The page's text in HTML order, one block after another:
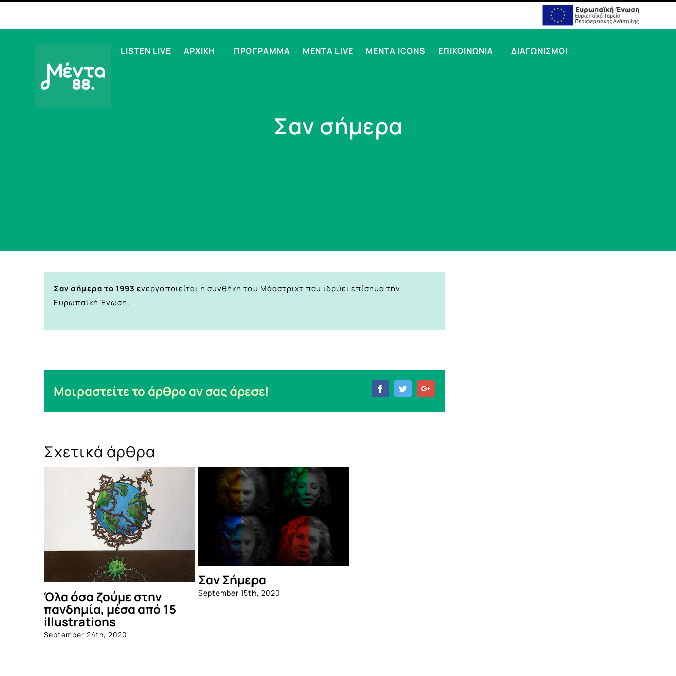
LISTEN LIVE ΑΡΧΙΚΗ ΠΡΟΓΡΑΜΜΑ MENTA LIVE MENTA ICONS ΕΠΙΚΟΙΝΩΝΙΑ ΔΙΑΓΩΝΙΣΜΟΙ
Σαν σήμερα
Σαν σήμερα το 1993 ενεργοποιείται η συνθήκη του Μάαστριχτ που ιδρύει επίσημα την
Ευρωπαϊκή Ένωση.
Μοιραστείτε το άρθρο αν σας άρεσε! FacebookTwitter
Σχετικά άρθρα
Όλα όσα ζούμε στην
πανδημία, μέσα από 15
illustrations
September 24th, 2020
Σαν Σήμερα
September 15th, 2020